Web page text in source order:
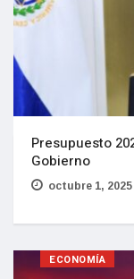
Presupuesto
Gobierno
octubre 1, 2025
ECONOMÍA